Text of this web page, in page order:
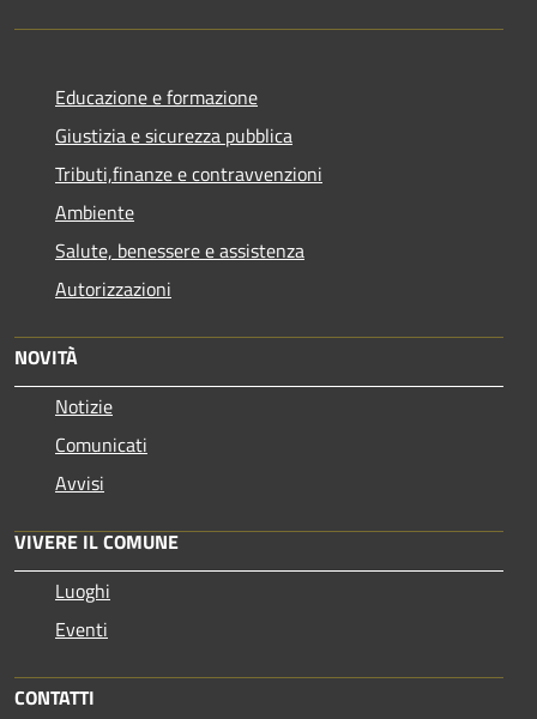
Educazione e formazione
Giustizia e sicurezza pubblica
Tributi,finanze e contravvenzioni
Ambiente
Salute, benessere e assistenza
Autorizzazioni
NOVITÀ
Notizie
Comunicati
Avvisi
VIVERE IL COMUNE
Luoghi
Eventi
CONTATTI